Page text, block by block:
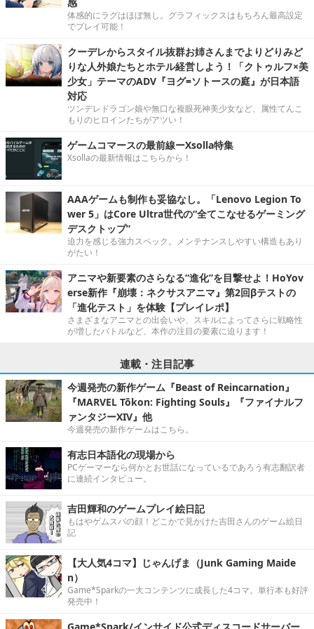
体感的にラグはほぼ無し。グラフィックスはもちろん最高設定
でプレイ可能！
クーデレからスタイル抜群お姉さんまでよりどりみど
りな人外娘たちとホテル経営しよう！「クトゥルフ×美
少女」テーマのADV『ヨグ=ソトースの庭』が日本語
対応
ツンデレドラゴン娘や無口な複眼死神美少女など、属性てんこ
もりのヒロインたちがアツい！
ゲームコマースの最前線ーXsolla特集
Xsollaの最新情報はこちらから！
AAAゲームも制作も妥協なし。「Lenovo Legion To
wer 5」はCore Ultra世代の“全てこなせるゲーミング
デスクトップ”
迫力を感じる強力スペック。メンテナンスしやすい構造もあり
がたい！
アニマや新要素のさらなる“進化”を目撃せよ！HoYov
erse新作『崩壊：ネクサスアニマ』第2回βテストの
「進化テスト」を体験【プレイレポ】
さまざまなアニマとの出会いや、スキルによってさらに戦略性
が増したバトルなど、本作の注目の要素に迫ります！
連載・注目記事
今週発売の新作ゲーム『Beast of Reincarnation』
『MARVEL Tōkon: Fighting Souls』『ファイナルフ
ァンタジーXIV』他
今週発売の新作ゲームはこちら。
有志日本語化の現場から
PCゲーマーなら何かとお世話になっているであろう有志翻訳者
に連続インタビュー。
吉田輝和のゲームプレイ絵日記
もはやゲムスパの顔！どこかで見かけた吉田さんのゲーム絵日
記
【大人気4コマ】じゃんげま（Junk Gaming Maide
n）
Game*Sparkの一大コンテンツに成長した4コマ。単行本も好評
発売中！